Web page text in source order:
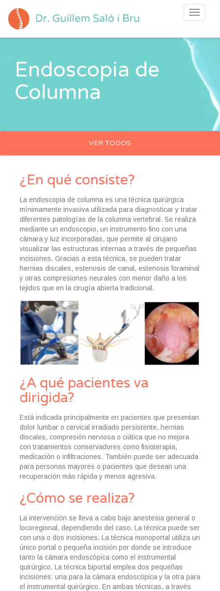
Toggle
Endoscopia de
Columna
VER TODOS
Artrodesis Cervical
Artrodesis lumbar
Cirugía de la espondilolistesis y espondilólisis
Cirugía de la deformidad del adulto
Cirugía de la cifosis
Cirugía de la hernia discal cervical
Tratamiento de la hernia discal lumbar: Discectomía simple y
microdiscectomía
Cirugía de las fracturas cervicales
Cirugía de las fracturas toracolumbares
Cirugía del canal estrecho cervical y la mielopatía cervical
Cirugía de la escoliosis
Cirugía del canal estrecho lumbar
Cirugía Mínimamente Invasiva de Columna (MISS)
Estabilización dinámica lumbar
Infiltración o Bloqueo facetario
Prótesis de disco cervical
Prótesis de disco lumbar
Rizolisis o radiofrecuencia vertebral
Técnicas de cementación vertebral. Vertebroplastia y cifoplasia
Tratamiento de los Tumores de la columna
¿En qué consiste?
La endoscopia de columna es una técnica quirúrgica
mínimamente invasiva utilizada para diagnosticar y tratar
diferentes patologías de la columna vertebral. Se realiza
mediante un endoscopio, un instrumento fino con una
cámara y luz incorporadas, que permite al cirujano
visualizar las estructuras internas a través de pequeñas
incisiones. Gracias a esta técnica, se pueden tratar
hernias discales, estenosis de canal, estenosis foraminal
y otras compresiones neurales con menor daño a los
tejidos que en la cirugía abierta tradicional.
¿A qué pacientes va
dirigida?
Está indicada principalmente en pacientes que presentan
dolor lumbar o cervical irradiado persistente, hernias
discales, compresión nerviosa o ciática que no mejora
con tratamientos conservadores como fisioterapia,
medicación o infiltraciones. También puede ser adecuada
para personas mayores o pacientes que desean una
recuperación más rápida y menos agresiva.
¿Cómo se realiza?
La intervención se lleva a cabo bajo anestesia general o
locoregional, dependiendo del caso. La técnica puede ser
con una o dos incisiones. La técnica monoportal utiliza un
único portal o pequeña incisión por donde se introduce
tanto la cámara endoscópica como el instrumental
quirúrgico. La técnica biportal emplea dos pequeñas
incisiones: una para la cámara endoscópica y la otra para
el instrumental quirúrgico. En ambas técnicas, a través